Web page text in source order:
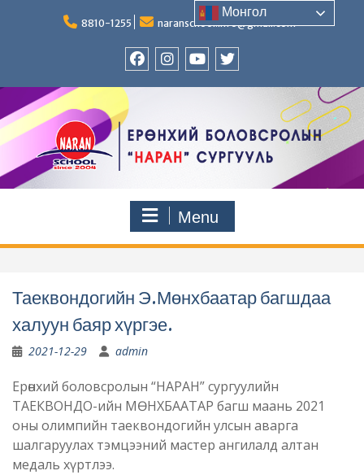
8810-1255 naranschool.info@gmail.com
Menu
Таеквондогийн Э.Мөнхбаатар багшдаа
халуун баяр хүргэе.
2021-12-29 admin
Ерөнхий боловсролын “НАРАН” сургуулийн
ТАЕКВОНДО-ийн МӨНХБААТАР багш маань 2021
оны олимпийн таеквондогийн улсын аварга
шалгаруулах тэмцээний мастер ангилалд алтан
медаль хүртлээ.
Монгол